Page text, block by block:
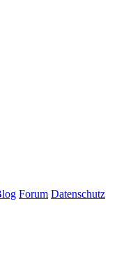
Forum Datenschutz